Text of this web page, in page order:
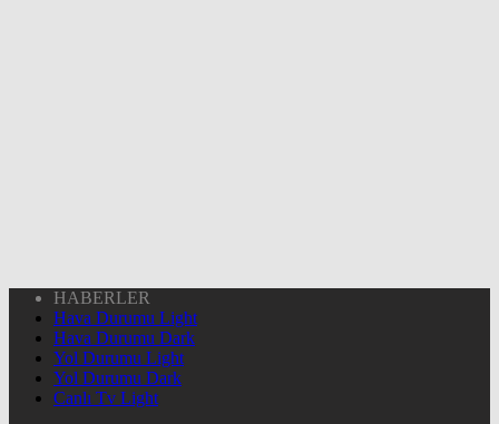
HABERLER
Hava Durumu Light
Hava Durumu Dark
Yol Durumu Light
Yol Durumu Dark
Canlı Tv Light